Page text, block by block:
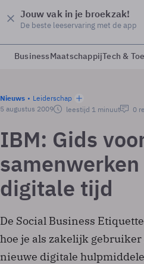
Jouw vak in je broekzak!
De beste leeservaring met de app
BusinessMaatschappijTech &
Nieuws
Leiderschap
5 augustus 2009
leestijd 1 minuut 0
IBM: Gids
digitale tijd
De Social Business
hoe je als zakelijk
nieuwe digitale